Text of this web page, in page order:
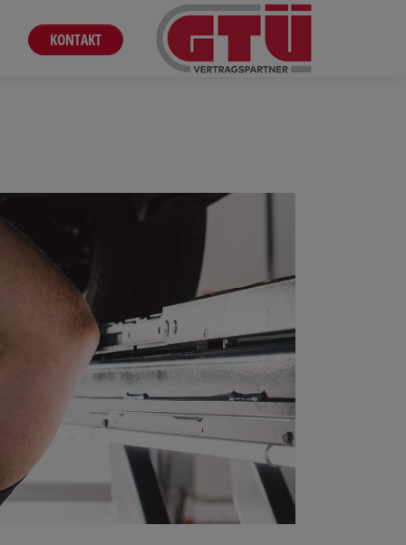
KONTAKT